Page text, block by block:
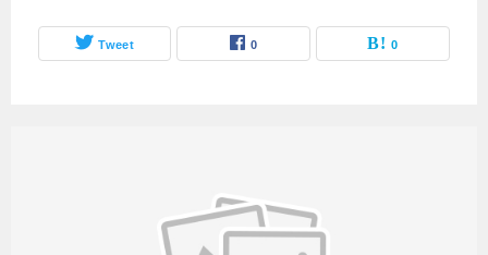
Tweet 0 0